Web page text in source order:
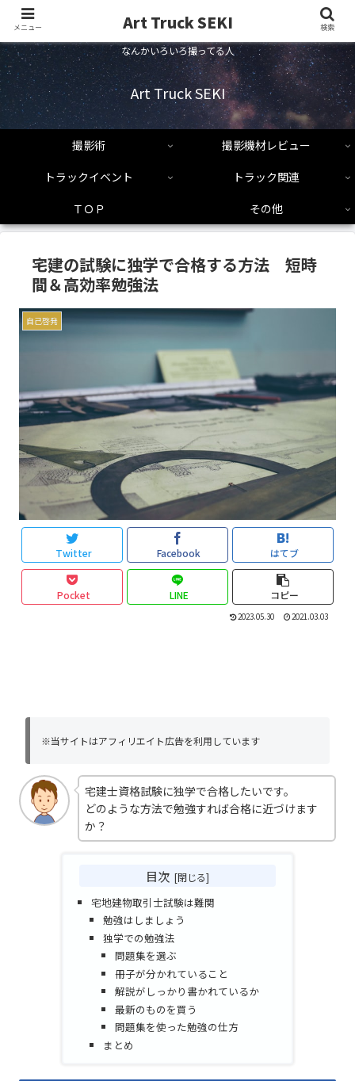
なんかいろいろ撮ってる人
Art Truck SEKI
撮影術
撮影機材レビュー
トラックイベント
トラック関連
ＴＯＰ
その他
宅建の試験に独学で合格する方法 短時
間＆高効率勉強法
自己啓発
Twitter Facebook はてブ
Pocket LINE コピー
2023.05.30 2021.03.03
※当サイトはアフィリエイト広告を利用しています
宅建士資格試験に独学で合格したいです。
どのような方法で勉強すれば合格に近づけます
か？
目次
宅地建物取引士試験は難関
勉強はしましょう
独学での勉強法
問題集を選ぶ
冊子が分かれていること
解説がしっかり書かれているか
最新のものを買う
問題集を使った勉強の仕方
まとめ
メニュー Art Truck SEKI 検索